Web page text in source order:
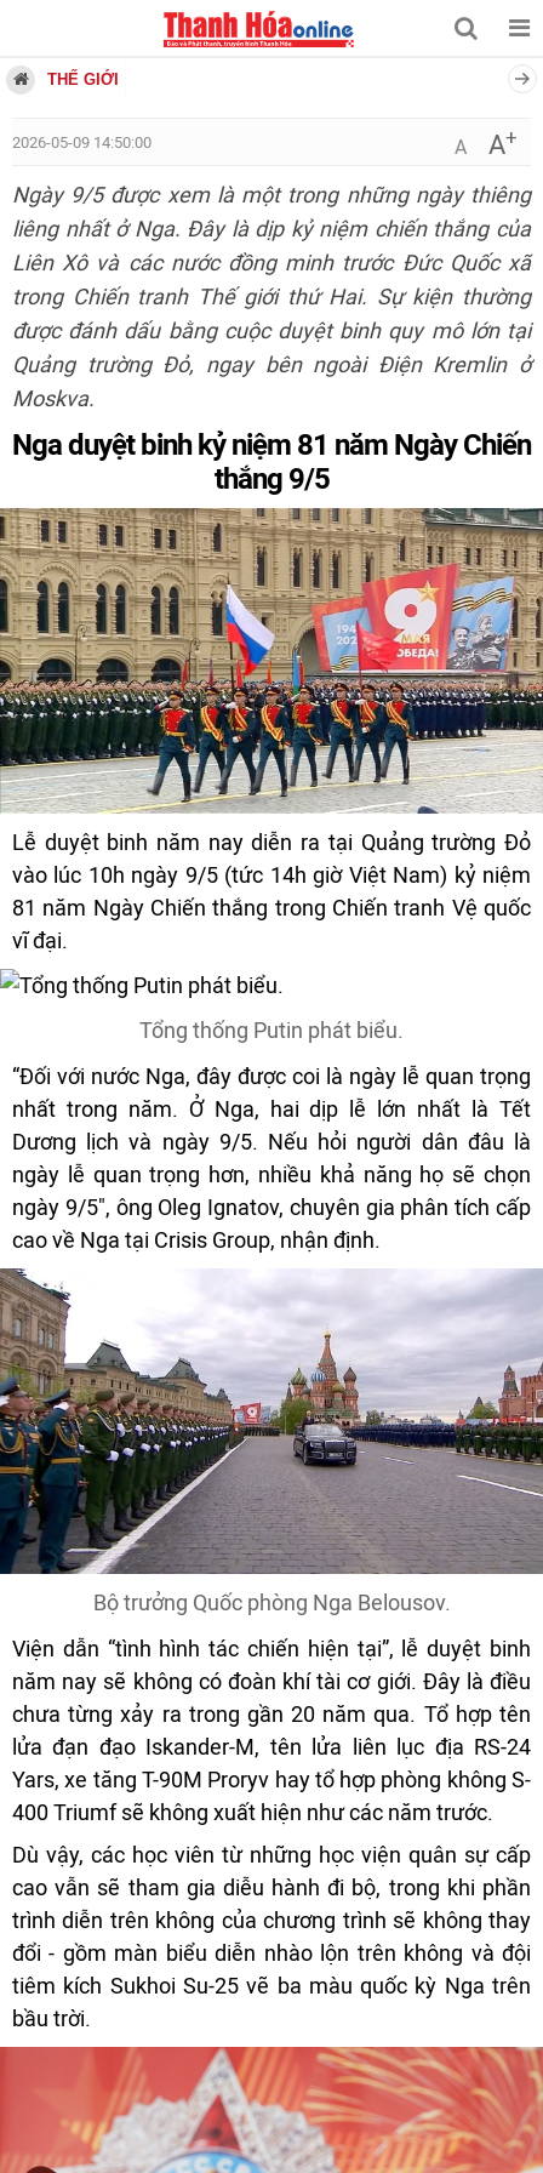
THẾ GIỚI
2026-05-09 14:50:00 A A+
Ngày 9/5 được xem là một trong những ngày thiêng
liêng nhất ở Nga. Đây là dịp kỷ niệm chiến thắng của
Liên Xô và các nước đồng minh trước Đức Quốc xã
trong Chiến tranh Thế giới thứ Hai. Sự kiện thường
được đánh dấu bằng cuộc duyệt binh quy mô lớn tại
Quảng trường Đỏ, ngay bên ngoài Điện Kremlin ở
Moskva.
Nga duyệt binh kỷ niệm 81 năm Ngày Chiến
thắng 9/5
Lễ duyệt binh năm nay diễn ra tại Quảng trường Đỏ
vào lúc 10h ngày 9/5 (tức 14h giờ Việt Nam) kỷ niệm
81 năm Ngày Chiến thắng trong Chiến tranh Vệ quốc
vĩ đại.
Tổng thống Putin phát biểu.
“Đối với nước Nga, đây được coi là ngày lễ quan trọng
nhất trong năm. Ở Nga, hai dịp lễ lớn nhất là Tết
Dương lịch và ngày 9/5. Nếu hỏi người dân đâu là
ngày lễ quan trọng hơn, nhiều khả năng họ sẽ chọn
ngày 9/5", ông Oleg Ignatov, chuyên gia phân tích cấp
cao về Nga tại Crisis Group, nhận định.
Bộ trưởng Quốc phòng Nga Belousov.
Viện dẫn “tình hình tác chiến hiện tại”, lễ duyệt binh
năm nay sẽ không có đoàn khí tài cơ giới. Đây là điều
chưa từng xảy ra trong gần 20 năm qua. Tổ hợp tên
lửa đạn đạo Iskander-M, tên lửa liên lục địa RS-24
Yars, xe tăng T-90M Proryv hay tổ hợp phòng không S-
400 Triumf sẽ không xuất hiện như các năm trước.
Dù vậy, các học viên từ những học viện quân sự cấp
cao vẫn sẽ tham gia diễu hành đi bộ, trong khi phần
trình diễn trên không của chương trình sẽ không thay
đổi - gồm màn biểu diễn nhào lộn trên không và đội
tiêm kích Sukhoi Su-25 vẽ ba màu quốc kỳ Nga trên
bầu trời.